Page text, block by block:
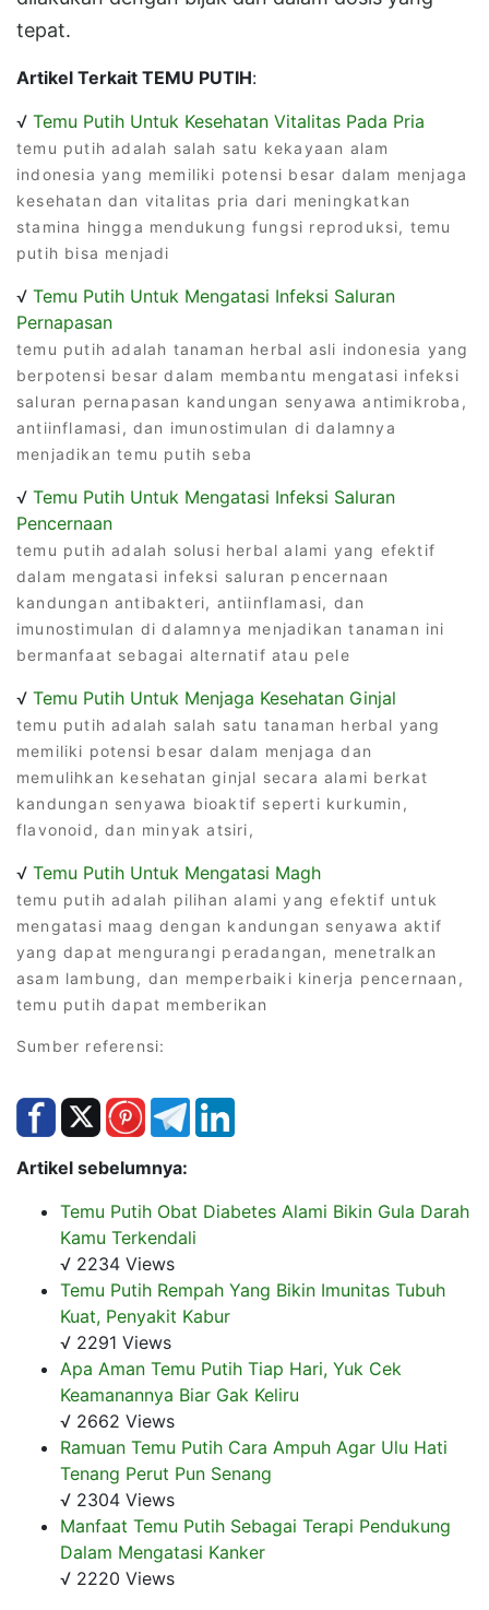
tepat.
Artikel Terkait TEMU PUTIH:
√ Temu Putih Untuk Kesehatan Vitalitas Pada Pria
temu putih adalah salah satu kekayaan alam
indonesia yang memiliki potensi besar dalam menjaga
kesehatan dan vitalitas pria dari meningkatkan
stamina hingga mendukung fungsi reproduksi, temu
putih bisa menjadi
√ Temu Putih Untuk Mengatasi Infeksi Saluran
Pernapasan
temu putih adalah tanaman herbal asli indonesia yang
berpotensi besar dalam membantu mengatasi infeksi
saluran pernapasan kandungan senyawa antimikroba,
antiinflamasi, dan imunostimulan di dalamnya
menjadikan temu putih seba
√ Temu Putih Untuk Mengatasi Infeksi Saluran
Pencernaan
temu putih adalah solusi herbal alami yang efektif
dalam mengatasi infeksi saluran pencernaan
kandungan antibakteri, antiinflamasi, dan
imunostimulan di dalamnya menjadikan tanaman ini
bermanfaat sebagai alternatif atau pele
√ Temu Putih Untuk Menjaga Kesehatan Ginjal
temu putih adalah salah satu tanaman herbal yang
memiliki potensi besar dalam menjaga dan
memulihkan kesehatan ginjal secara alami berkat
kandungan senyawa bioaktif seperti kurkumin,
flavonoid, dan minyak atsiri,
√ Temu Putih Untuk Mengatasi Magh
temu putih adalah pilihan alami yang efektif untuk
mengatasi maag dengan kandungan senyawa aktif
yang dapat mengurangi peradangan, menetralkan
asam lambung, dan memperbaiki kinerja pencernaan,
temu putih dapat memberikan
Sumber referensi:
Artikel sebelumnya:
Temu Putih Obat Diabetes Alami Bikin Gula Darah
Kamu Terkendali
√ 2234 Views
Temu Putih Rempah Yang Bikin Imunitas Tubuh
Kuat, Penyakit Kabur
√ 2291 Views
Apa Aman Temu Putih Tiap Hari, Yuk Cek
Keamanannya Biar Gak Keliru
√ 2662 Views
Ramuan Temu Putih Cara Ampuh Agar Ulu Hati
Tenang Perut Pun Senang
√ 2304 Views
Manfaat Temu Putih Sebagai Terapi Pendukung
Dalam Mengatasi Kanker
√ 2220 Views